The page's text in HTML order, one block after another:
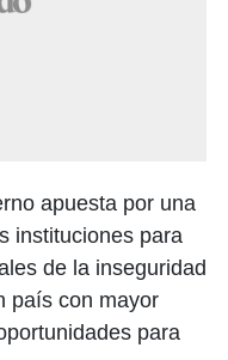
apuesta por una
instituciones para
de la inseguridad
país con mayor
para